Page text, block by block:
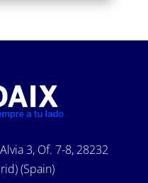
3, Of. 7-8, 28232
(Spain)